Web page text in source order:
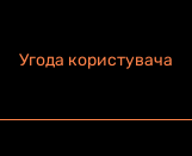
Угода користувача